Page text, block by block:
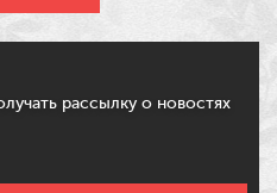
рассылку о новостях